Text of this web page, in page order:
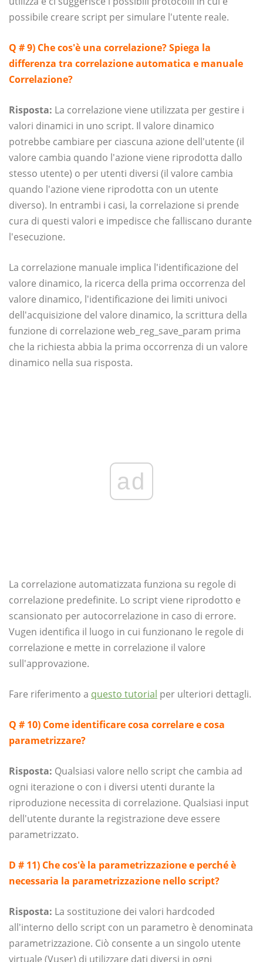
possibile creare script per simulare l'utente reale.
Q # 9) Che cos'è una correlazione?Spiega la
differenza tra correlazione automatica e manuale
Correlazione?
Risposta: La correlazione viene utilizzata per gestire i
valori dinamici in uno script. Il valore dinamico
potrebbe cambiare per ciascuna azione dell'utente (il
valore cambia quando l'azione viene riprodotta dallo
stesso utente) o per utenti diversi (il valore cambia
quando l'azione viene riprodotta con un utente
diverso). In entrambi i casi, la correlazione si prende
cura di questi valori e impedisce che falliscano durante
l'esecuzione.
La correlazione manuale implica l'identificazione del
valore dinamico, la ricerca della prima occorrenza del
valore dinamico, l'identificazione dei limiti univoci
dell'acquisizione del valore dinamico, la scrittura della
funzione di correlazione web_reg_save_param prima
che la richiesta abbia la prima occorrenza di un valore
dinamico nella sua risposta.
ad
La correlazione automatizzata funziona su regole di
correlazione predefinite. Lo script viene riprodotto e
scansionato per autocorrelazione in caso di errore.
Vugen identifica il luogo in cui funzionano le regole di
correlazione e mette in correlazione il valore
sull'approvazione.
Fare riferimento a questo tutorial per ulteriori dettagli.
Q # 10) Come identificare cosa correlare e cosa
parametrizzare?
Risposta: Qualsiasi valore nello script che cambia ad
ogni iterazione o con i diversi utenti durante la
riproduzione necessita di correlazione. Qualsiasi input
dell'utente durante la registrazione deve essere
parametrizzato.
D # 11) Che cos'è la parametrizzazione e perché è
necessaria la parametrizzazione nello script?
Risposta: La sostituzione dei valori hardcoded
all'interno dello script con un parametro è denominata
parametrizzazione. Ciò consente a un singolo utente
virtuale (Vuser) di utilizzare dati diversi in ogni